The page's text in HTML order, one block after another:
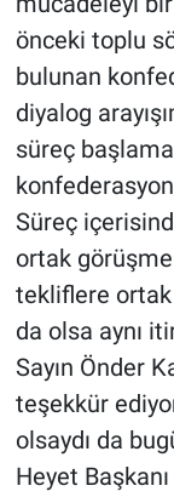
önceki toplu
bulunan
diyalog
süreç
Süreç
ortak
tekliflere ortak
da olsa aynı
Sayın Önder
teşekkür
olsaydı da
Heyet